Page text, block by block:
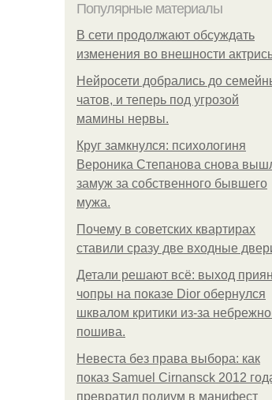
Популярные материалы
В сети продолжают обсуждать
изменения во внешности
Нейросети добрались до
чатов, и теперь под угрозой
мамины нервы.
Круг замкнулся: психологиня
Вероника Степанова снова
замуж за собственного бывшего
мужа.
Почему в советских квартирах
ставили сразу две входные
Детали решают всё: выход
чопры на показе Dior обернулся
шквалом критики из-за
пошива.
Невеста без права выбора: как
показ Samuel Cirnansck 2012
превратил подиум в манифест